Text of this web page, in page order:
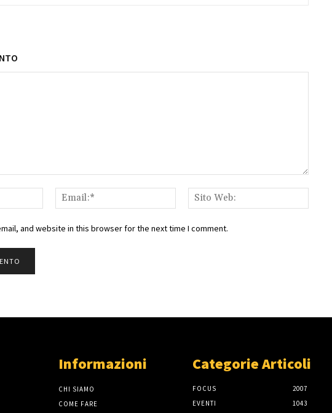
Nome:*
Email:*
Web:
and website in this browser for the next time I comment.
Informazioni
CHI SIAMO
COME FARE
Categorie Articoli
FOCUS
2007
EVENTI
1043